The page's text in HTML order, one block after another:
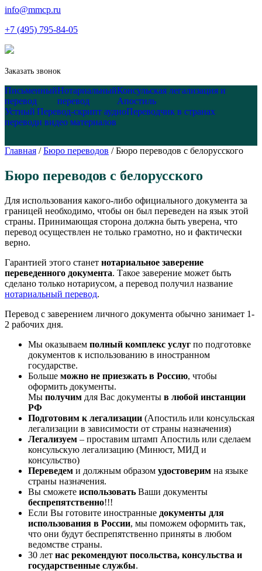
info@mmcp.ru
+7 (495) 795-84-05
Заказать звонок
Письменный
перевод
Нотариальный
перевод
Консульская легализация и
Апостиль
Устный
перевод
Перевод-скрипт аудио
и видео материалов
Переводчик в странах
Главная / Бюро переводов / Бюро переводов с белорусского
Бюро переводов с белорусского
Для использования какого-либо официального документа за
границей необходимо, чтобы он был переведен на язык этой
страны. Принимающая сторона должна быть уверена, что
перевод осуществлен не только грамотно, но и фактически
верно.
Гарантией этого станет нотариальное заверение
переведенного документа. Такое заверение может быть
сделано только нотариусом, а перевод получил название
нотариальный перевод.
Перевод с заверением личного документа обычно занимает 1-
2 рабочих дня.
Мы оказываем полный комплекс услуг по подготовке
документов к использованию в иностранном
государстве.
Больше можно не приезжать в Россию, чтобы
оформить документы.
Мы получим для Вас документы в любой инстанции
РФ
Подготовим к легализации (Апостиль или консульская
легализации в зависимости от страны назначения)
Легализуем – проставим штамп Апостиль или сделаем
консульскую легализацию (Минюст, МИД и
консульство)
Переведем и должным образом удостоверим на языке
страны назначения.
Вы сможете использовать Ваши документы
беспрепятственно!!!
Если Вы готовите иностранные документы для
использования в России, мы поможем оформить так,
что они будут беспрепятственно приняты в любом
ведомстве страны.
30 лет нас рекомендуют посольства, консульства и
государственные службы.